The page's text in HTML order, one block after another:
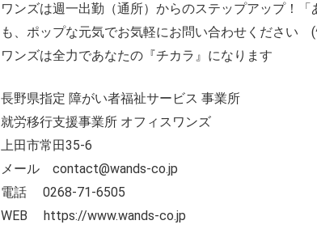
ワンズは週一出勤（通所）からのステップアップ！
も、ポップな元気でお気軽にお問い合わせください
ワンズは全力であなたの『チカラ』になります
長野県指定 障がい者福祉サービス 事業所
就労移行支援事業所 オフィスワンズ
上田市常田35-6
メール contact@wands-co.jp
電話 0268-71-6505
WEB https://www.wands-co.jp